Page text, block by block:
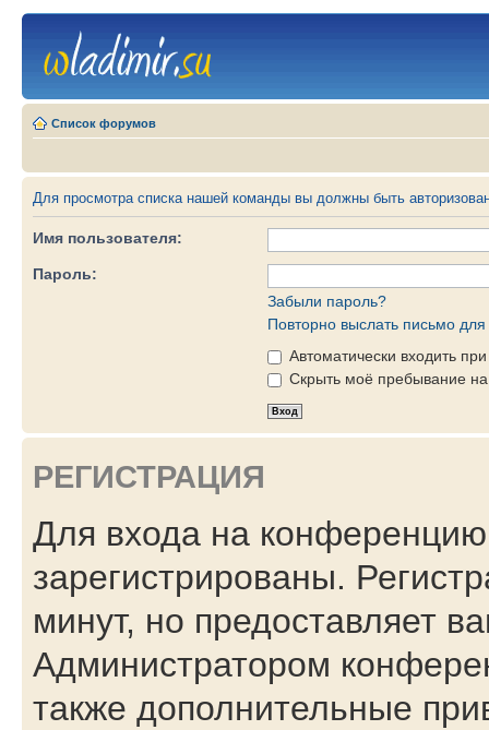
Список форумов
Для просмотра списка нашей команды вы должны быть
Имя пользователя:
Пароль:
Забыли пароль?
Повторно выслать письмо для
Автоматически входить
Скрыть моё пребывание
РЕГИСТРАЦИЯ
Для входа на
зарегистрированы.
минут, но предоставляет
Администратором
также дополнительные